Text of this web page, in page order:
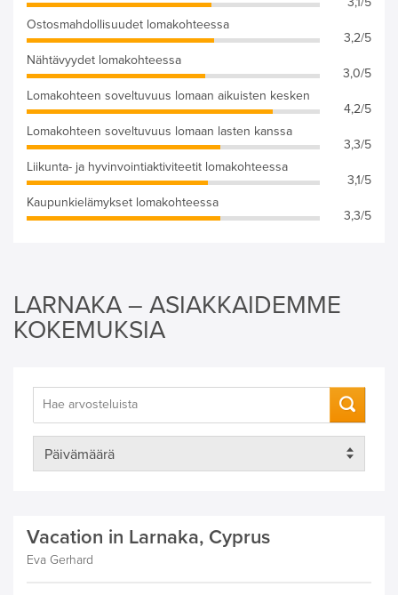
Ostosmahdollisuudet lomakohteessa
3,2/5
Nähtävyydet lomakohteessa
3,0/5
Lomakohteen soveltuvuus lomaan aikuisten kesken
4,2/5
Lomakohteen soveltuvuus lomaan lasten kanssa
3,3/5
Liikunta- ja hyvinvointiaktiviteetit lomakohteessa
3,1/5
Kaupunkielämykset lomakohteessa
3,3/5
LARNAKA – ASIAKKAIDEMME
KOKEMUKSIA
Vacation in Larnaka, Cyprus
Eva Gerhard